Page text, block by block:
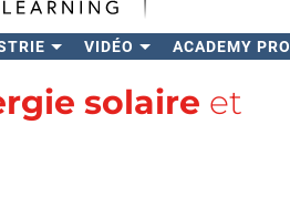
VIDÉO ACADEMY PRO
solaire et